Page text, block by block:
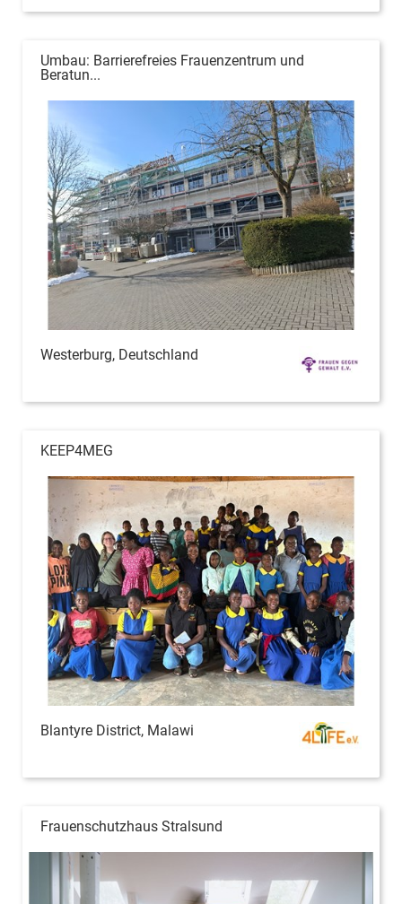
Umbau: Barrierefreies Frauenzentrum und
Beratun...
Westerburg, Deutschland
KEEP4MEG
Blantyre District, Malawi
Frauenschutzhaus Stralsund